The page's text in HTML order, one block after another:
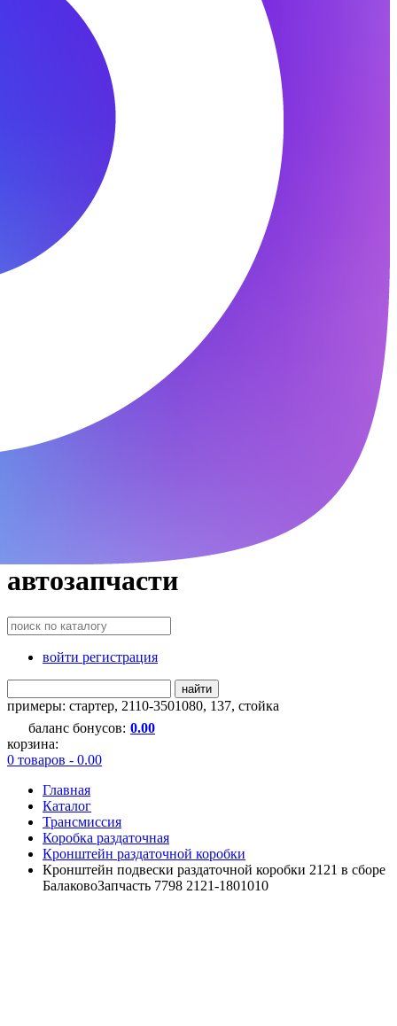
автозапчасти
войти регистрация
найти
примеры: стартер, 2110-3501080, 137, стойка
баланс бонусов: 0.00
корзина:
0 товаров - 0.00
Главная
Каталог
Трансмиссия
Коробка раздаточная
Кронштейн раздаточной коробки
Кронштейн подвески раздаточной коробки 2121 в сборе
БалаковоЗапчасть 7798 2121-1801010